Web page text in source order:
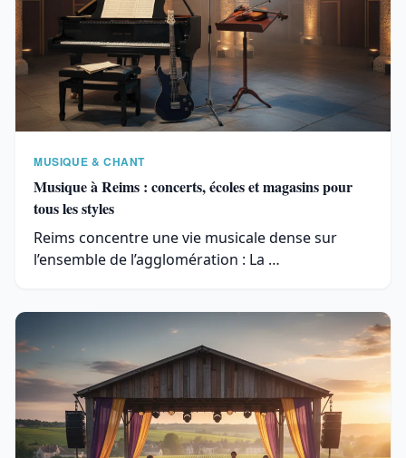
MUSIQUE & CHANT
Musique à Reims : concerts, écoles et magasins pour
tous les styles
Reims concentre une vie musicale dense sur
l’ensemble de l’agglomération : La …